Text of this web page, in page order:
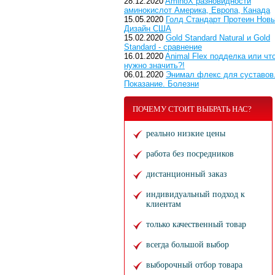
аминокислот Америка, Европа, Канада
15.05.2020 Голд Стандарт Протеин
Дизайн США
15.02.2020 Gold Standard Natural и Gold
Standard - сравнение
16.01.2020 Animal Flex подделка или
нужно значить?!
06.01.2020 Энимал флекс для суставов.
Показание. Болезни
ПОЧЕМУ СТОИТ ВЫБРАТЬ НАС?
реально низкие цены
работа без посредников
дистанционный заказ
индивидуальный подход к
клиентам
только качественный товар
всегда большой выбор
выборочный отбор товара